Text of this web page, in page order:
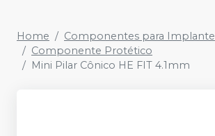
Home
Componentes para Implante
Componente Protético
Mini Pilar Cônico HE FIT 4.1mm